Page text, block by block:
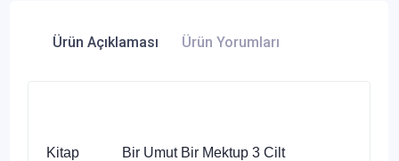
Ürün Açıklaması Ürün Yorumları
Kitap Bir Umut Bir Mektup 3 Cilt